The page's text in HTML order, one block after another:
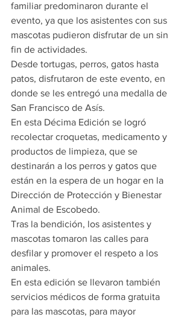
familiar predominaron durante el
evento, ya que los asistentes con sus
mascotas pudieron disfrutar de un sin
fin de actividades.
Desde tortugas, perros, gatos hasta
patos, disfrutaron de este evento, en
donde se les entregó una medalla de
San Francisco de Asís.
En esta Décima Edición se logró
recolectar croquetas, medicamento y
productos de limpieza, que se
destinarán a los perros y gatos que
están en la espera de un hogar en la
Dirección de Protección y Bienestar
Animal de Escobedo.
Tras la bendición, los asistentes y
mascotas tomaron las calles para
desfilar y promover el respeto a los
animales.
En esta edición se llevaron también
servicios médicos de forma gratuita
para las mascotas, para mayor